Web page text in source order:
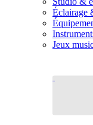
Éclairage
Jeux